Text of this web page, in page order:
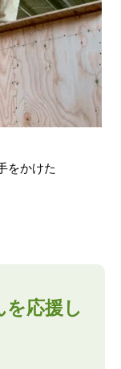
をかけた
を応援し